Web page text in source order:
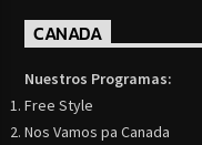
CANADA
Nuestros Programas:
Free Style
Nos Vamos pa Canada